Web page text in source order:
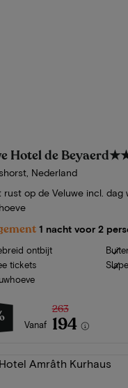
Hotel de Beyaerd
Nederland
rust op de Veluwe incl. dag
1 nacht voor 2
ontbijt
tickets
Vanaf
263
194